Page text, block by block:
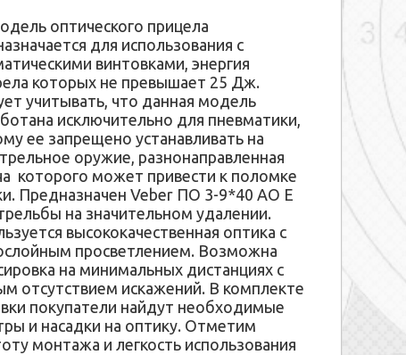
оптического прицела
для использования с
винтовками, энергия
которых не превышает 25 Дж.
учитывать, что данная модель
исключительно для пневматики,
ее запрещено устанавливать на
оружие, разнонаправленная
которого может привести к поломке
Предназначен Veber ПО 3-9*40 АО Е
на значительном удалении.
высококачественная оптика с
просветлением. Возможна
на минимальных дистанциях с
отсутствием искажений. В комплекте
покупатели найдут необходимые
и насадки на оптику. Отметим
монтажа и легкость использования